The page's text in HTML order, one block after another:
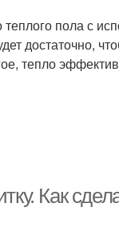
теплого пола с
достаточно,
тепло
Как